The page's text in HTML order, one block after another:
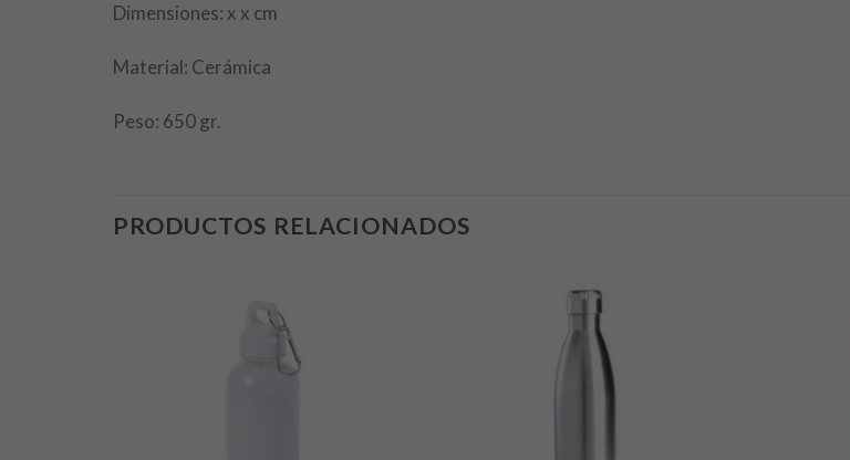
Dimensiones: x x cm
Material: Cerámica
Peso: 650 gr.
PRODUCTOS RELACIONADOS